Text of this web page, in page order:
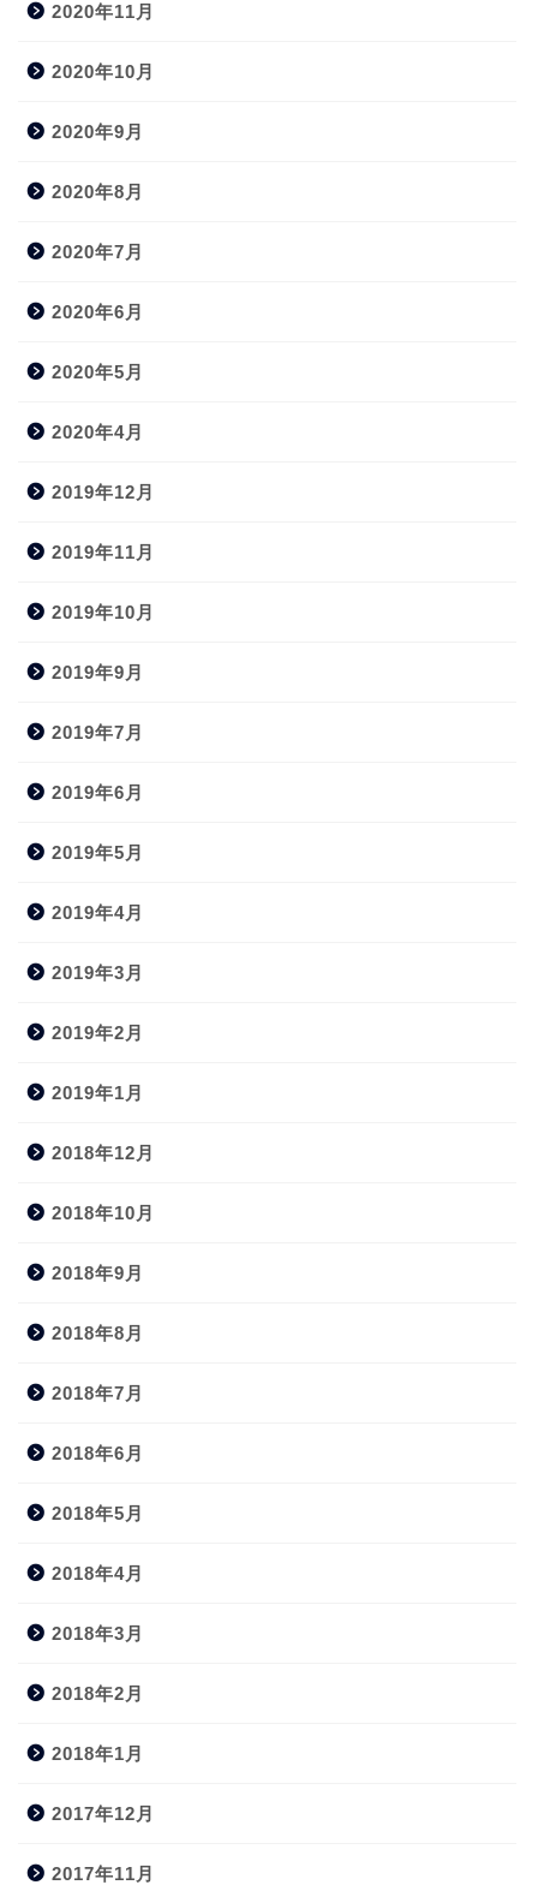
2020年11月
2020年10月
2020年9月
2020年8月
2020年7月
2020年6月
2020年5月
2020年4月
2019年12月
2019年11月
2019年10月
2019年9月
2019年7月
2019年6月
2019年5月
2019年4月
2019年3月
2019年2月
2019年1月
2018年12月
2018年10月
2018年9月
2018年8月
2018年7月
2018年6月
2018年5月
2018年4月
2018年3月
2018年2月
2018年1月
2017年12月
2017年11月